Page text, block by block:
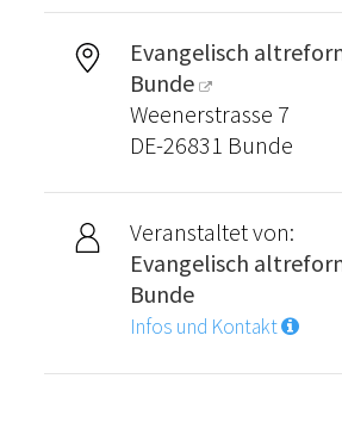
Evangelisch
Bunde
Weenerstrasse 7
DE-26831 Bunde
Veranstaltet von:
Evangelisch
Bunde
Infos und Kontakt